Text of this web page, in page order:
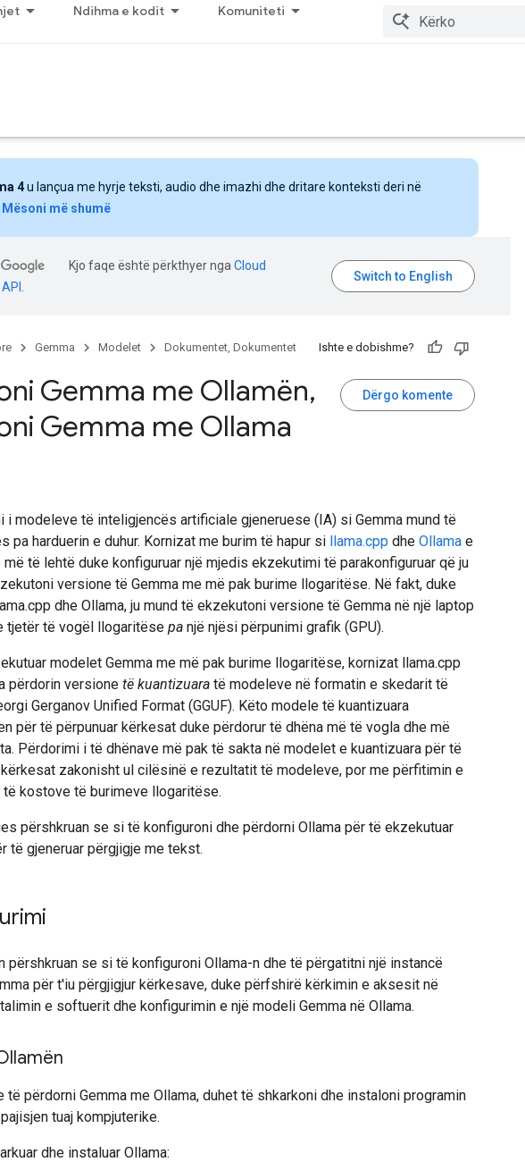
Ndihma e kodit Komuniteti
4u lançua me hyrje teksti, audio dhe imazhi dhe dritare konteksti deri në
Mësoni më shumë
Kjo faqe është përkthyer nga Cloud
Gemma Modelet Dokumentet, Dokumentet Ishte e dobishme?
Dërgo komente
Gemma me Ollamën,
Gemma me Ollama
i modeleve të inteligjencës artificiale gjeneruese (IA) si Gemma mund të
pa harduerin e duhur. Kornizat me burim të hapur si llama.cpp dhe Ollama e
të lehtë duke konfiguruar një mjedis ekzekutimi të parakonfiguruar që ju
versione të Gemma me më pak burime llogaritëse. Në fakt, duke
dhe Ollama, ju mund të ekzekutoni versione të Gemma në një laptop
tjetër të vogël llogaritëse pa një njësi përpunimi grafik (GPU).
modelet Gemma me më pak burime llogaritëse, kornizat llama.cpp
përdorin versione të kuantizuara të modeleve në formatin e skedarit të
Gerganov Unified Format (GGUF). Këto modele të kuantizuara
për të përpunuar kërkesat duke përdorur të dhëna më të vogla dhe më
Përdorimi i të dhënave më pak të sakta në modelet e kuantizuara për të
kërkesat zakonisht ul cilësinë e rezultatit të modeleve, por me përfitimin e
të kostove të burimeve llogaritëse.
përshkruan se si të konfiguroni dhe përdorni Ollama për të ekzekutuar
të gjeneruar përgjigje me tekst.
përshkruan se si të konfiguroni Ollama-n dhe të përgatitni një instancë
për t'iu përgjigjur kërkesave, duke përfshirë kërkimin e aksesit në
e softuerit dhe konfigurimin e një modeli Gemma në Ollama.
të përdorni Gemma me Ollama, duhet të shkarkoni dhe instaloni programin
tuaj kompjuterike.
dhe instaluar Ollama: